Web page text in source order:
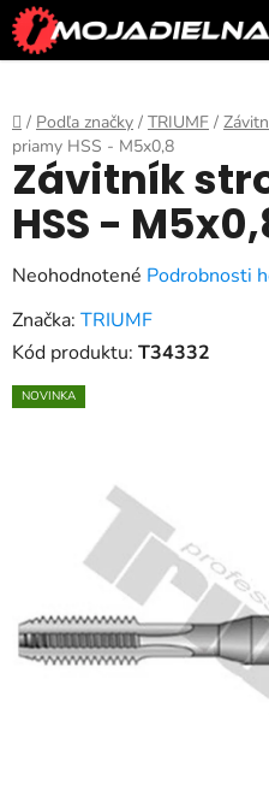
Prejsť
na
obsah
Domov
/ Podľa značky / TRIUMF /
priamy HSS - M5x0,8
Závitník
HSS -
Priemerné
hodnotenie
produktu
0,0
hviezdičiek.
Neohodnotené Podrobnosti
Značka: TRIUMF
Kód produktu: T34332
NOVINKA